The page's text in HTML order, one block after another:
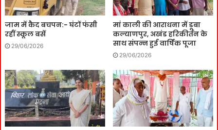
जाम में कैद बचपन:- घंटों फंसी
रहीं स्कूल बसें
29/06/2026
मां काली की आराधना में डूबा
कल्याणपुर, अखंड हरिकीर्तन के
साथ संपन्न हुई वार्षिक पूजा
29/06/2026